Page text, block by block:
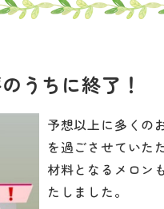
うちに終了！
予想以上に多くの
を過ごさせていた
材料となるメロン
たしました。